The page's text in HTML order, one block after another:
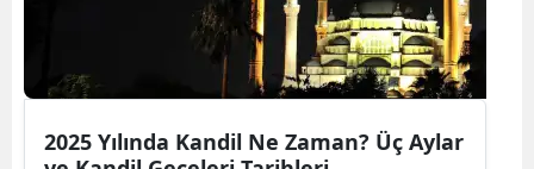
2025 Yılında Kandil Ne Zaman? Üç Aylar